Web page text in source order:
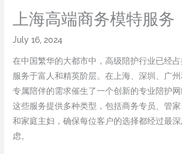
上海高端商务模特服务
July 16, 2024
在中国繁华的大都市中，高级陪护行业已经占
服务于富人和精英阶层。在上海、深圳、广
专属陪伴的需求催生了一个创新的专业陪护网
这些服务提供多种类型，包括商务专员、管
和家庭主妇，确保每位客户的选择都经过最
虑。